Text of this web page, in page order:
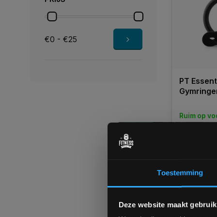
Toestemming
Deze website maakt
€0 - €25
PT
Ruim op
€24,95